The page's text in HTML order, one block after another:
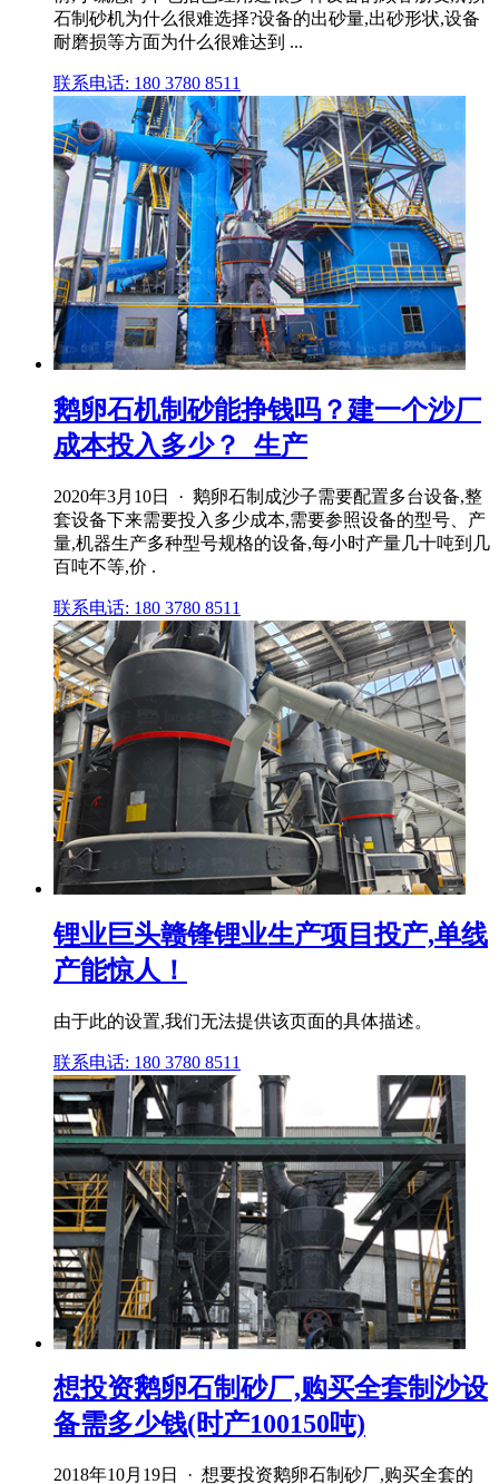
石制砂机为什么很难选择?设备的出砂量,出砂形状,设备
耐磨损等方面为什么很难达到 ...
联系电话: 180 3780 8511
鹅卵石机制砂能挣钱吗？建一个沙厂
成本投入多少？_生产
2020年3月10日 · 鹅卵石制成沙子需要配置多台设备,整
套设备下来需要投入多少成本,需要参照设备的型号、产
量,机器生产多种型号规格的设备,每小时产量几十吨到几
百吨不等,价 .
联系电话: 180 3780 8511
锂业巨头赣锋锂业生产项目投产,单线
产能惊人！
由于此的设置,我们无法提供该页面的具体描述。
联系电话: 180 3780 8511
想投资鹅卵石制砂厂,购买全套制沙设
备需多少钱(时产100150吨)
2018年10月19日 · 想要投资鹅卵石制砂厂,购买全套的